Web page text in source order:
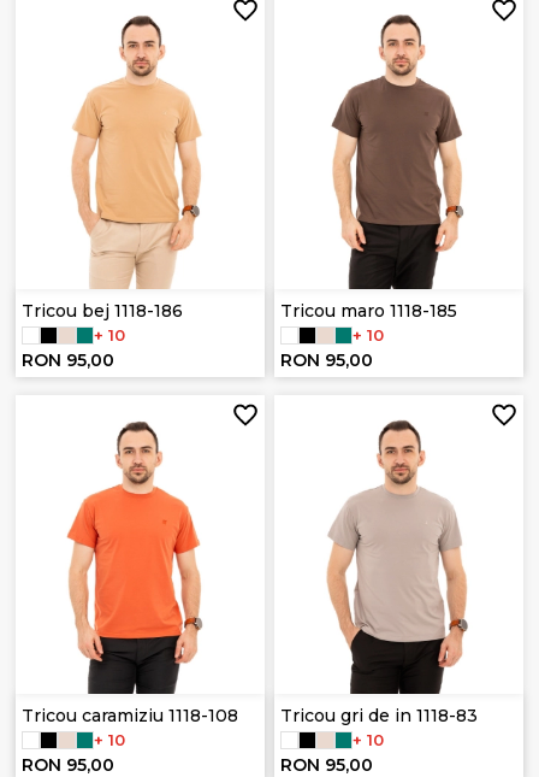
Tricou bej 1118-186
+ 10
RON 95,00
Tricou maro 1118-185
+ 10
RON 95,00
Tricou caramiziu 1118-108
+ 10
RON 95,00
Tricou gri de in 1118-83
+ 10
RON 95,00